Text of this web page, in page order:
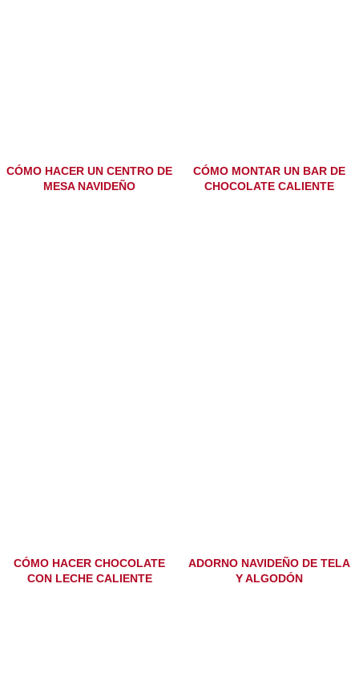
CÓMO HACER UN CENTRO DE
MESA NAVIDEÑO
CÓMO MONTAR UN BAR DE
CHOCOLATE CALIENTE
CÓMO HACER CHOCOLATE
CON LECHE CALIENTE
ADORNO NAVIDEÑO DE TELA
Y ALGODÓN